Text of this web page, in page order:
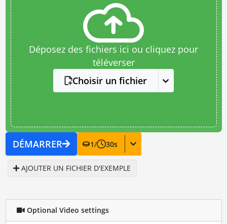
Déposez des fichiers ici ou cliquez pour
téléverser
Choisir un fichier
DÉMARRER 1/ 30s
AJOUTER UN FICHIER D'EXEMPLE
Optional Video settings